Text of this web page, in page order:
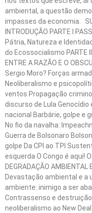
ambiental, a questão
impasses da economia.
INTRODUÇÃO PARTE I
Pátria, Natureza e
do Ecossocialismo PARTE II
ENTRE A RAZÃO E O
Sergio Moro? Forças
Neoliberalismo e
ventos Propagação
discurso de Lula
nacional Barbárie, golpe e
No fio da navalha:
Guerra de Bolsonaro
golpe Da CPI ao TPI
esquerda O Congo é aqui!
DEGRADAÇÃO AMBIENTAL
Devastação ambiental e a
ambiente: inimigo a ser
Contrassenso e
neoliberalismo ao New